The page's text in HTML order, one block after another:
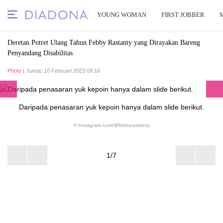
YOUNG WOMAN FIRST JOBBER
Deretan Potret Ulang Tahun Febby Rastanty yang Dirayakan Bareng
Penyandang Disabilitas
Photo | Jumat, 10 Februari 2023 09:16
Daripada penasaran yuk kepoin hanya dalam slide berikut.
© Instagram.com/@febbyrastanty
1/7